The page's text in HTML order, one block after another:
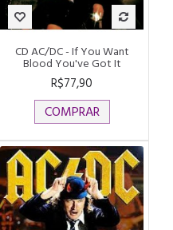
CD AC/DC - If You Want
Blood You've Got It
R$77,90
COMPRAR